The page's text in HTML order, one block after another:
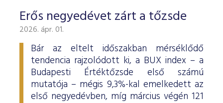
Erős negyedévet zárt a tőzsde
2026. ápr. 01.
Bár az eltelt időszakban mérséklődő
tendencia rajzolódott ki, a BUX index – a
Budapesti Értéktőzsde első számú
mutatója – mégis 9,3%-kal emelkedett az
első negyedévben, míg március végén 121